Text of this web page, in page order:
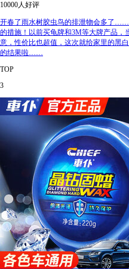
10000人好评
开春了雨水树胶虫鸟的排泄物会多了
的措施！以前买龟牌和3M等大牌产品，
意，性价比也超值，这次就给家里的黑
的结果啦……
TOP
3